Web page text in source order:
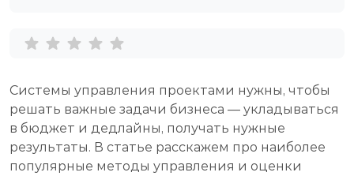
Системы управления проектами нужны, чтобы
решать важные задачи бизнеса — укладываться
в бюджет и дедлайны, получать нужные
результаты. В статье расскажем про наиболее
популярные методы управления и оценки